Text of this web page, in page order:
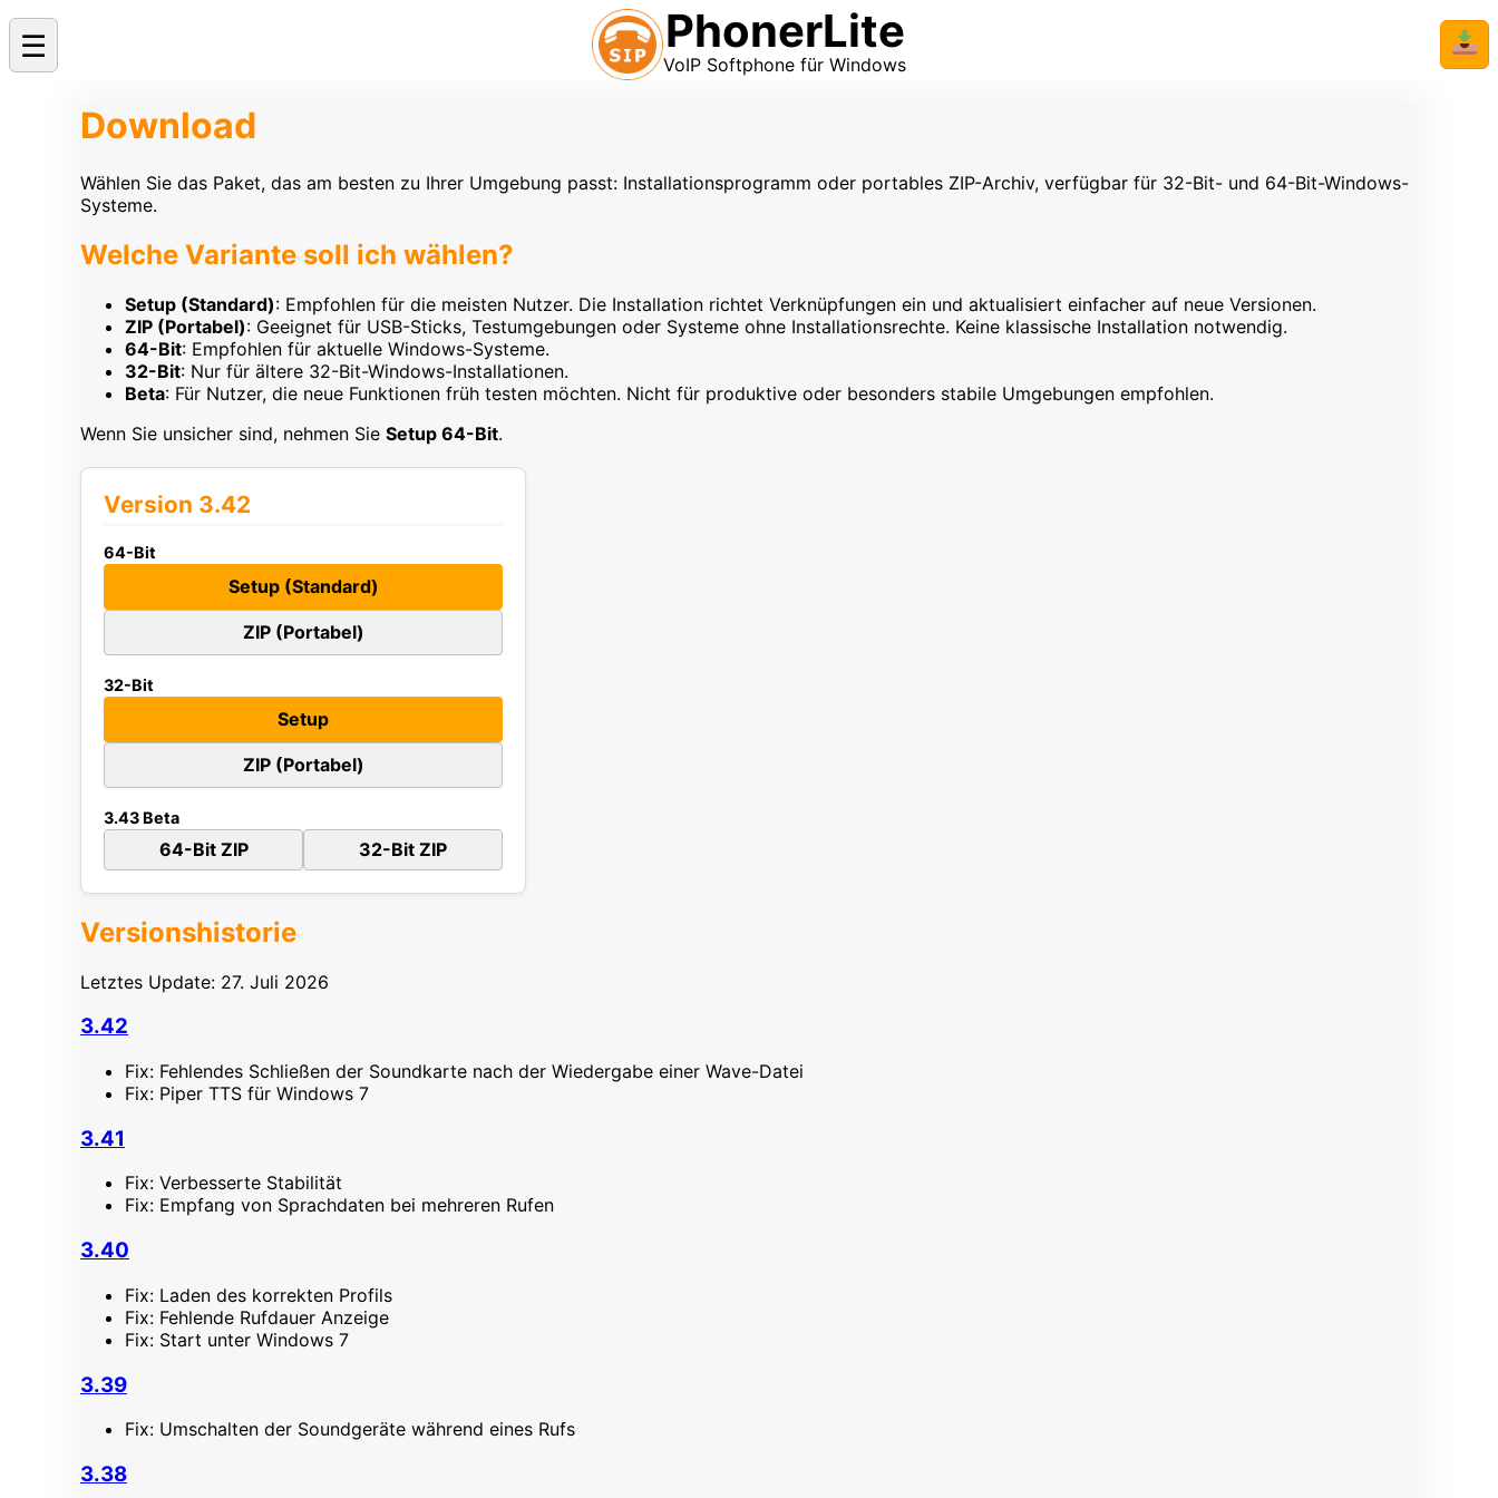
☰ PhonerLite
VoIP Softphone für Windows
📥
Download
Wählen Sie das Paket, das am besten zu Ihrer Umgebung passt: Installationsprogramm oder portables ZIP-Archiv, verfügbar für 32-Bit- und 64-Bit-Windows-
Systeme.
Welche Variante soll ich wählen?
Setup (Standard): Empfohlen für die meisten Nutzer. Die Installation richtet Verknüpfungen ein und aktualisiert einfacher auf neue Versionen.
ZIP (Portabel): Geeignet für USB-Sticks, Testumgebungen oder Systeme ohne Installationsrechte. Keine klassische Installation notwendig.
64-Bit: Empfohlen für aktuelle Windows-Systeme.
32-Bit: Nur für ältere 32-Bit-Windows-Installationen.
Beta: Für Nutzer, die neue Funktionen früh testen möchten. Nicht für produktive oder besonders stabile Umgebungen empfohlen.
Wenn Sie unsicher sind, nehmen Sie Setup 64-Bit.
Version 3.42
64-Bit
Setup (Standard)
ZIP (Portabel)
32-Bit
Setup
ZIP (Portabel)
3.43 Beta
64-Bit ZIP 32-Bit ZIP
Versionshistorie
Letztes Update: 27. Juli 2026
3.42
Fix: Fehlendes Schließen der Soundkarte nach der Wiedergabe einer Wave-Datei
Fix: Piper TTS für Windows 7
3.41
Fix: Verbesserte Stabilität
Fix: Empfang von Sprachdaten bei mehreren Rufen
3.40
Fix: Laden des korrekten Profils
Fix: Fehlende Rufdauer Anzeige
Fix: Start unter Windows 7
3.39
Fix: Umschalten der Soundgeräte während eines Rufs
3.38